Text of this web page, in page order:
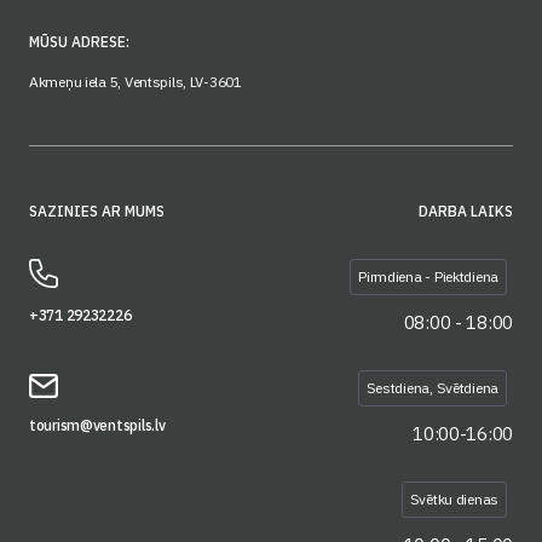
MŪSU ADRESE:
Akmeņu iela 5, Ventspils, LV-3601
SAZINIES AR MUMS
+371 29232226
tourism@ventspils.lv
DARBA LAIKS
Pirmdiena - Piektdiena
08:00 - 18:00
Sestdiena, Svētdiena
10:00-16:00
Svētku dienas